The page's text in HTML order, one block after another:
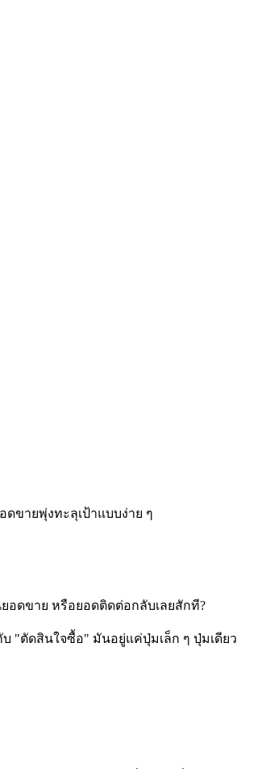
ขายพุ่งทะลุเป้าแบบง่าย ๆ
อดขาย หรือยอดติดต่อกลับเลยสักที?
"ตัดสินใจซื้อ" มันอยู่แค่ปุ่มเล็ก ๆ ปุ่มเดียว